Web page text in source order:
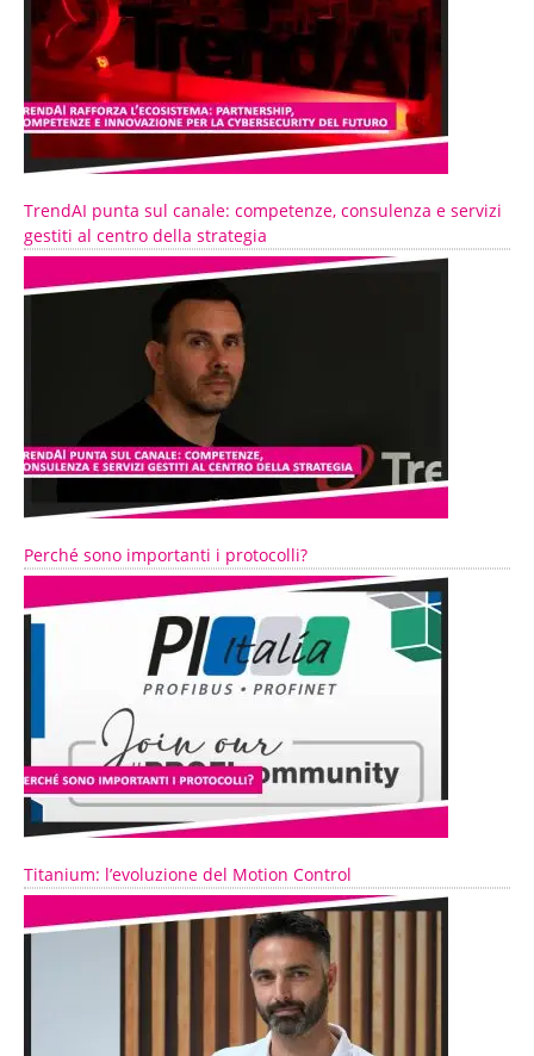
TrendAI punta sul canale: competenze, consulenza e servizi
gestiti al centro della strategia
Perché sono importanti i protocolli?
Titanium: l’evoluzione del Motion Control